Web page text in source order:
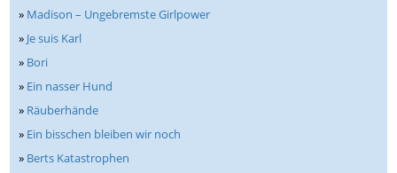
» Madison – Ungebremste Girlpower
» Je suis Karl
» Bori
» Ein nasser Hund
» Räuberhände
» Ein bisschen bleiben wir noch
» Berts Katastrophen